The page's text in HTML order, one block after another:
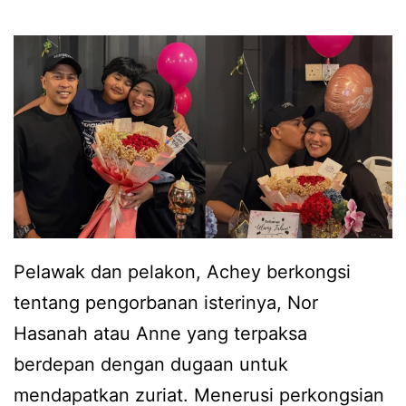
A
c
h
e
y
k
i
n
i
u
u
k
d
a
n
i
s
t
e
Pelawak dan pelakon, Achey berkongsi
tentang pengorbanan isterinya, Nor
Hasanah atau Anne yang terpaksa
berdepan dengan dugaan untuk
mendapatkan zuriat. Menerusi perkongsian